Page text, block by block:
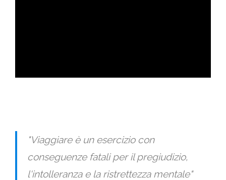
"Viaggiare è un esercizio con
conseguenze fatali per il pregiudizio,
l'intolleranza e la ristrettezza mentale"